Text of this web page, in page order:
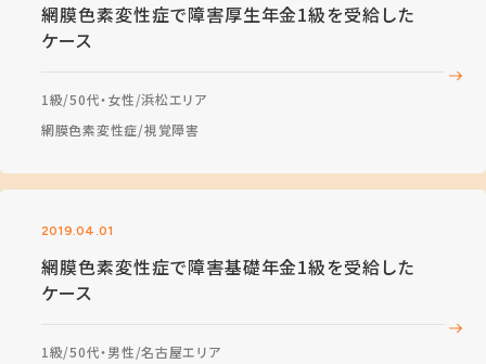
網膜色素変性症で障害厚生年金1級を受給した
ケース
1級 50代・女性 浜松エリア
網膜色素変性症 視覚障害
2019.04.01
網膜色素変性症で障害基礎年金1級を受給した
ケース
1級 50代・男性 名古屋エリア